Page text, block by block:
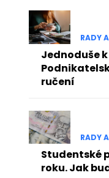
RADY
Jednoduše
ručení
RADY
Studentské
roku. Jak